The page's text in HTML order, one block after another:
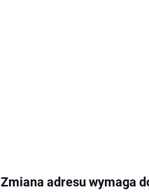
Zmiana adresu wymaga